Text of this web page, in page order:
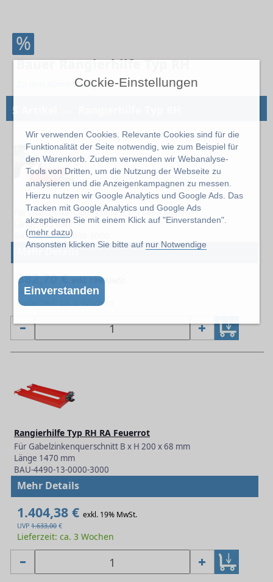
Cockie-Einstellungen
Wir verwenden Cookies. Relevante Cookies sind für die
Funktionalität der Seite notwendig, wie zum Beispiel für
den Warenkorb. Zudem verwenden wir Webanalyse-
Tools von Dritten, um die Nutzung der Webseite zu
analysieren und die Anzeigenkampagnen zu messen.
Hierzu nutzen wir Google Analytics und Google Ads. Das
Tracken mit Google Analytics und Google Ads
akzeptieren Sie mit einem Klick auf "Einverstanden".
(mehr dazu)
Ansonsten klicken Sie bitte auf nur Notwendige
Einverstanden
%
Bauer Rangierhilfe Typ RH
Zu den Abmessungen
5 Artikel
Für Gabelzinkenquerschnitt B x H 168 x 68 mm
Länge 405 mm
BAU-4490-10-0000-3000
Mehr Details
382,70 € exkl. 19% MwSt.
UVP 445,00€
Lieferzeit: ca. 3 Wochen
Rangierhilfe Typ RH RA Feuerrot
Für Gabelzinkenquerschnitt B x H 200 x 68 mm
Länge 1470 mm
BAU-4490-13-0000-3000
Mehr Details
1.404,38 € exkl. 19% MwSt.
UVP 1.633,00 €
Lieferzeit: ca. 3 Wochen